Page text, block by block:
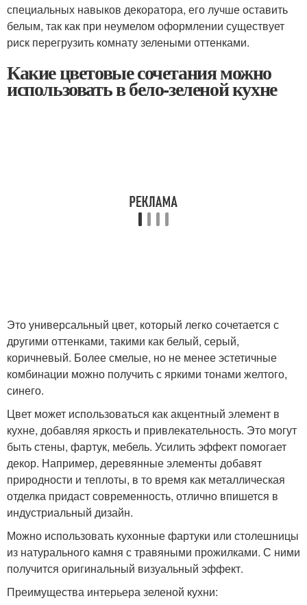
специальных навыков декоратора, его лучше оставить
белым, так как при неумелом оформлении существует
риск перегрузить комнату зелеными оттенками.
Какие цветовые сочетания можно
использовать в бело-зеленой кухне
Это универсальный цвет, который легко сочетается с
другими оттенками, такими как белый, серый,
коричневый. Более смелые, но не менее эстетичные
комбинации можно получить с яркими тонами желтого,
синего.
Цвет может использоваться как акцентный элемент в
кухне, добавляя яркость и привлекательность. Это могут
быть стены, фартук, мебель. Усилить эффект помогает
декор. Например, деревянные элементы добавят
природности и теплоты, в то время как металлическая
отделка придаст современность, отлично впишется в
индустриальный дизайн.
Можно использовать кухонные фартуки или столешницы
из натурального камня с травяными прожилками. С ними
получится оригинальный визуальный эффект.
Преимущества интерьера зеленой кухни: